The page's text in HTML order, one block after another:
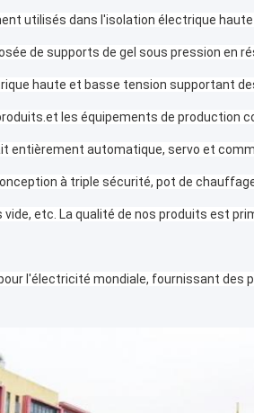
utilisés dans l'isolation électrique
de supports de gel sous pression en
haute et basse tension supportant
les équipements de production
entièrement automatique, servo et
à triple sécurité, pot de
etc. La qualité de nos produits est
l'électricité mondiale, fournissant